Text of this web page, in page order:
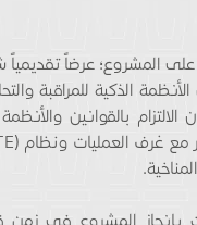
المشروع؛ عرضاً تقديمياً
الذكية للمراقبة
بالقوانين